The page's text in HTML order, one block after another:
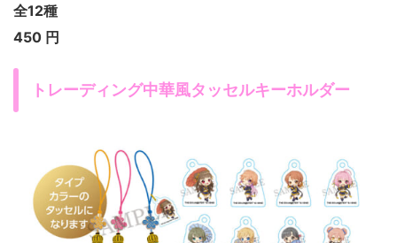
全12種
450 円
トレーディング中華風タッセルキーホルダー